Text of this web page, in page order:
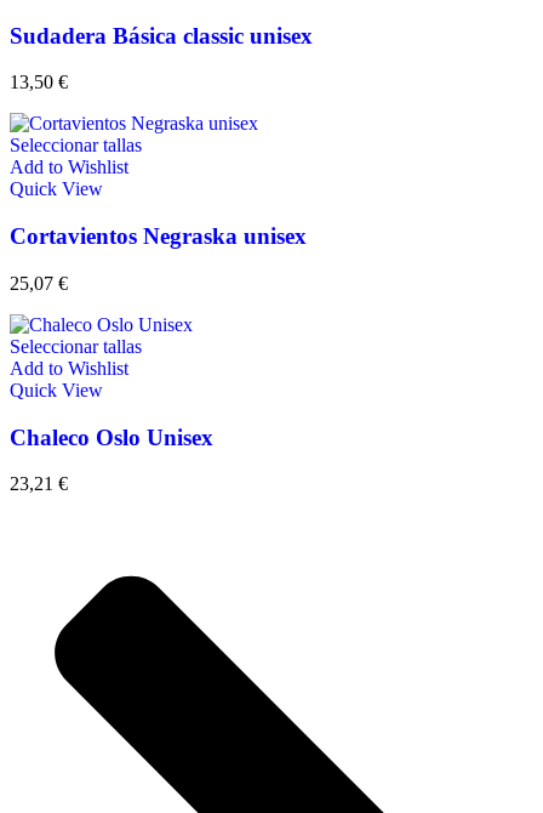
Sudadera Básica classic unisex
13,50 €
Seleccionar tallas
Add to Wishlist
Quick View
Cortavientos Negraska unisex
25,07 €
Seleccionar tallas
Add to Wishlist
Quick View
Chaleco Oslo Unisex
23,21 €